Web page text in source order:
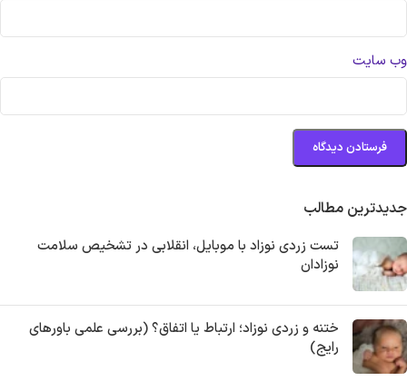
وب‌ سایت
جدیدترین مطالب
تست زردی نوزاد با موبایل، انقلابی در تشخیص سلامت
نوزادان
ختنه و زردی نوزاد؛ ارتباط یا اتفاق؟ (بررسی علمی باورهای
رایج)